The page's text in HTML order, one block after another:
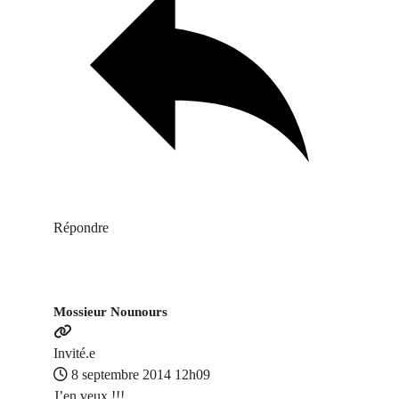
Répondre
Mossieur Nounours
Invité.e
8 septembre 2014 12h09
J’en veux !!!….